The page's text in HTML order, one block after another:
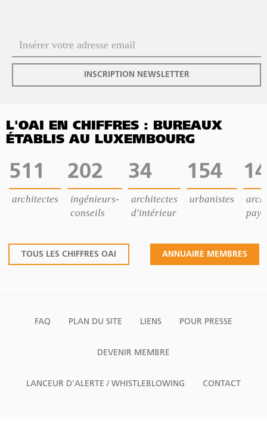
INSCRIPTION NEWSLETTER
L'OAI EN CHIFFRES : BUREAUX
ÉTABLIS AU LUXEMBOURG
511
architectes
202
ingénieurs-
conseils
34
architectes
d'intérieur
154
urbanistes
14
TOUS LES CHIFFRES OAI ANNUAIRE MEMBRES
FAQ PLAN DU SITE LIENS POUR PRESSE
DEVENIR MEMBRE
LANCEUR D'ALERTE / WHISTLEBLOWING CONTACT